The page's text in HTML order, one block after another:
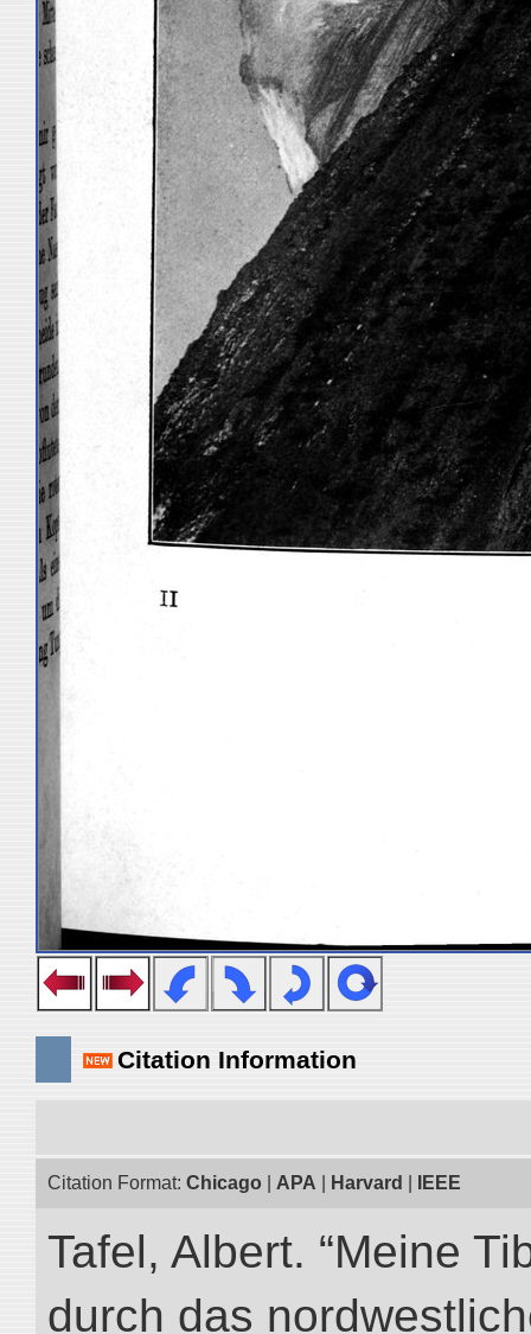
Citation Information
Citation Format: Chicago APA Harvard IEEE
Tafel, Albert. “Meine
durch das